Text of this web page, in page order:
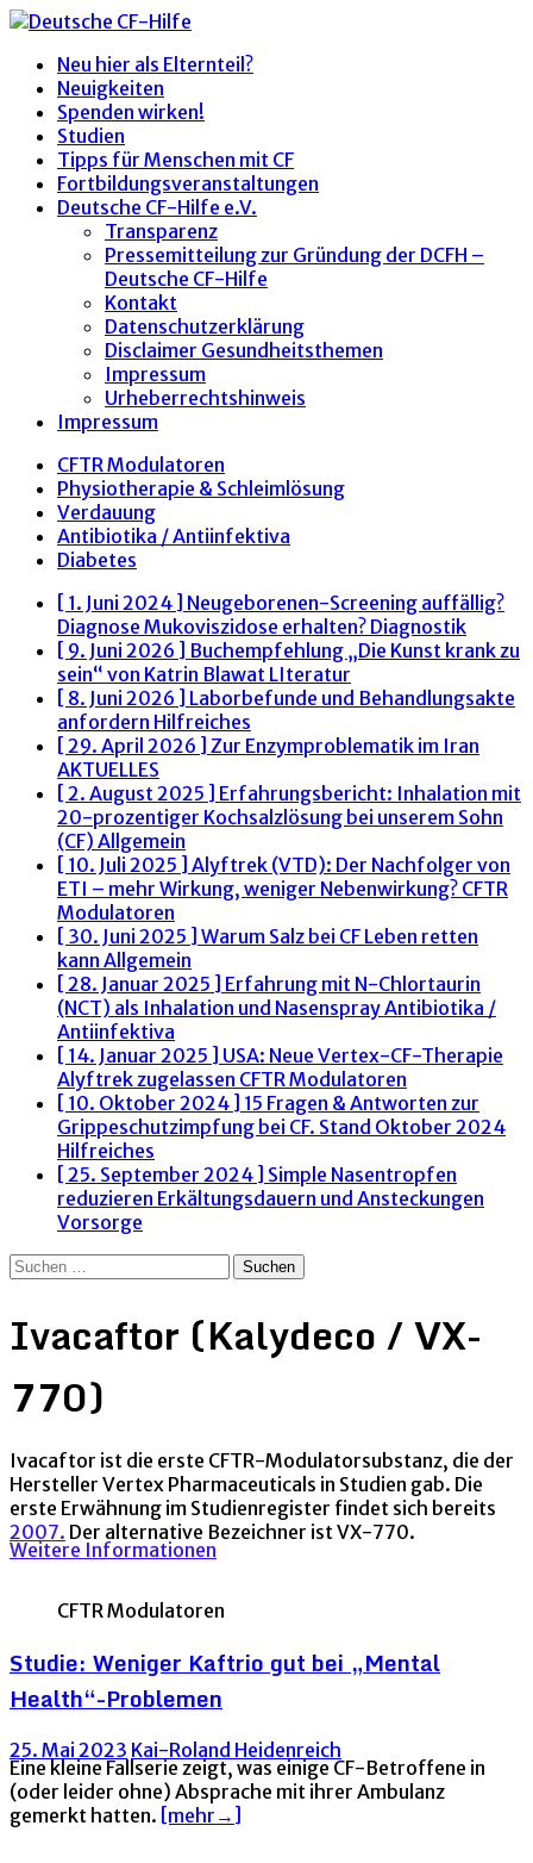
Neu hier als Elternteil?
Neuigkeiten
Spenden wirken!
Studien
Tipps für Menschen mit CF
Fortbildungsveranstaltungen
Deutsche CF-Hilfe e.V.
Transparenz
Pressemitteilung zur Gründung der DCFH –
Deutsche CF-Hilfe
Kontakt
Datenschutzerklärung
Disclaimer Gesundheitsthemen
Impressum
Urheberrechtshinweis
Impressum
CFTR Modulatoren
Physiotherapie & Schleimlösung
Verdauung
Antibiotika / Antiinfektiva
Diabetes
[ 1. Juni 2024 ] Neugeborenen-Screening auffällig?
Diagnose Mukoviszidose erhalten? Diagnostik
[ 9. Juni 2026 ] Buchempfehlung „Die Kunst krank zu
sein“ von Katrin Blawat LIteratur
[ 8. Juni 2026 ] Laborbefunde und Behandlungsakte
anfordern Hilfreiches
[ 29. April 2026 ] Zur Enzymproblematik im Iran
AKTUELLES
[ 2. August 2025 ] Erfahrungsbericht: Inhalation mit
20-prozentiger Kochsalzlösung bei unserem Sohn
(CF) Allgemein
[ 10. Juli 2025 ] Alyftrek (VTD): Der Nachfolger von
ETI – mehr Wirkung, weniger Nebenwirkung? CFTR
Modulatoren
[ 30. Juni 2025 ] Warum Salz bei CF Leben retten
kann Allgemein
[ 28. Januar 2025 ] Erfahrung mit N-Chlortaurin
(NCT) als Inhalation und NasensprayAntibiotika /
Antiinfektiva
[ 14. Januar 2025 ] USA: Neue Vertex-CF-Therapie
Alyftrek zugelassen CFTR Modulatoren
[ 10. Oktober 2024 ] 15 Fragen & Antworten zur
Grippeschutzimpfung bei CF. Stand Oktober 2024
Hilfreiches
[ 25. September 2024 ] Simple Nasentropfen
reduzieren Erkältungsdauern und Ansteckungen
Vorsorge
Suchen
Ivacaftor (Kalydeco / VX-
770)
Ivacaftor ist die erste CFTR-Modulatorsubstanz, die der
Hersteller Vertex Pharmaceuticals in Studien gab. Die
erste Erwähnung im Studienregister findet sich bereits
2007. Der alternative Bezeichner ist VX-770.
Weitere Informationen
CFTR Modulatoren
Studie: Weniger Kaftrio gut bei „Mental
Health“-Problemen
25. Mai 2023 Kai-Roland Heidenreich
Eine kleine Fallserie zeigt, was einige CF-Betroffene in
(oder leider ohne) Absprache mit ihrer Ambulanz
gemerkt hatten. [mehr→]